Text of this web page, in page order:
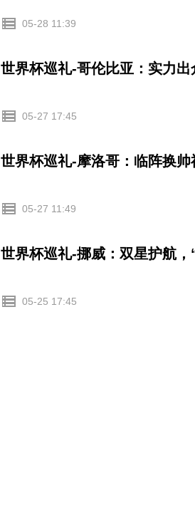
05-28 11:39
世界杯巡礼-哥伦比亚：实力
05-27 17:45
世界杯巡礼-摩洛哥：临阵换
05-27 11:49
世界杯巡礼-挪威：双星护航
05-25 17:45